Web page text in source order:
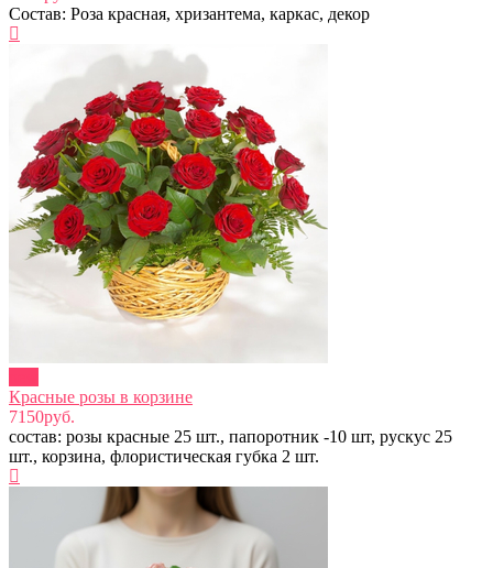
Состав: Роза красная, хризантема, каркас, декор
Красные розы в корзине
7150руб.
состав: розы красные 25 шт., папоротник -10 шт, рускус 25
шт., корзина, флористическая губка 2 шт.